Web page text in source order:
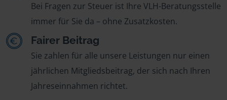
Bei Fragen zur Steuer ist Ihre VLH-Beratungsstelle
immer für Sie da – ohne Zusatzkosten.
Fairer Beitrag
Sie zahlen für alle unsere Leistungen nur einen
jährlichen Mitgliedsbeitrag, der sich nach Ihren
Jahreseinnahmen richtet.